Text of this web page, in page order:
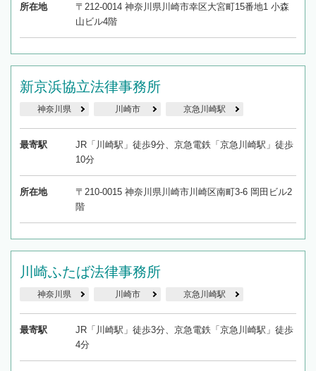
所在地
〒212-0014 神奈川県川崎市幸区大宮町15番地1 小森
山ビル4階
新京浜協立法律事務所
神奈川県 川崎市 京急川崎駅
最寄駅
JR「川崎駅」徒歩9分、京急電鉄「京急川崎駅」徒歩
10分
所在地
〒210-0015 神奈川県川崎市川崎区南町3-6 岡田ビル2
階
川崎ふたば法律事務所
神奈川県 川崎市 京急川崎駅
最寄駅
JR「川崎駅」徒歩3分、京急電鉄「京急川崎駅」徒歩
4分